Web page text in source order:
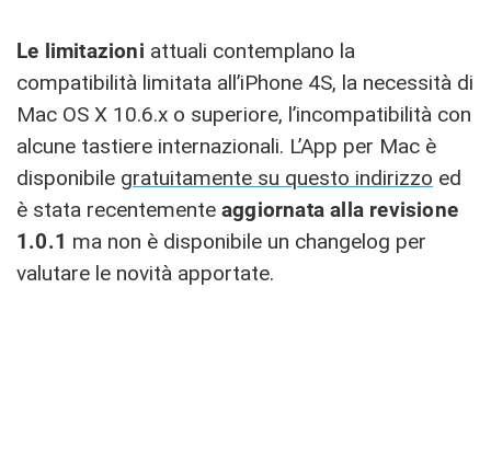
Le limitazioni attuali contemplano la
compatibilità limitata all’iPhone 4S, la necessità di
Mac OS X 10.6.x o superiore, l’incompatibilità con
alcune tastiere internazionali. L’App per Mac è
disponibile gratuitamente su questo indirizzo ed
è stata recentemente aggiornata alla revisione
1.0.1 ma non è disponibile un changelog per
valutare le novità apportate.